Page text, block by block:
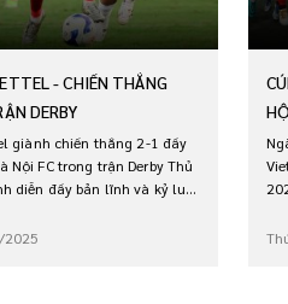
- CHIẾN THẮNG
DERBY
giành chiến thắng 2-1 đầy
Nội FC trong trận Derby Thủ
diễn đầy bản lĩnh và kỷ luật